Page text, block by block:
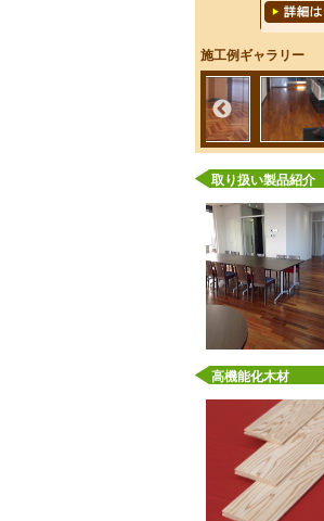
施工例ギャラリー
取り扱い製品紹介
高機能化木材